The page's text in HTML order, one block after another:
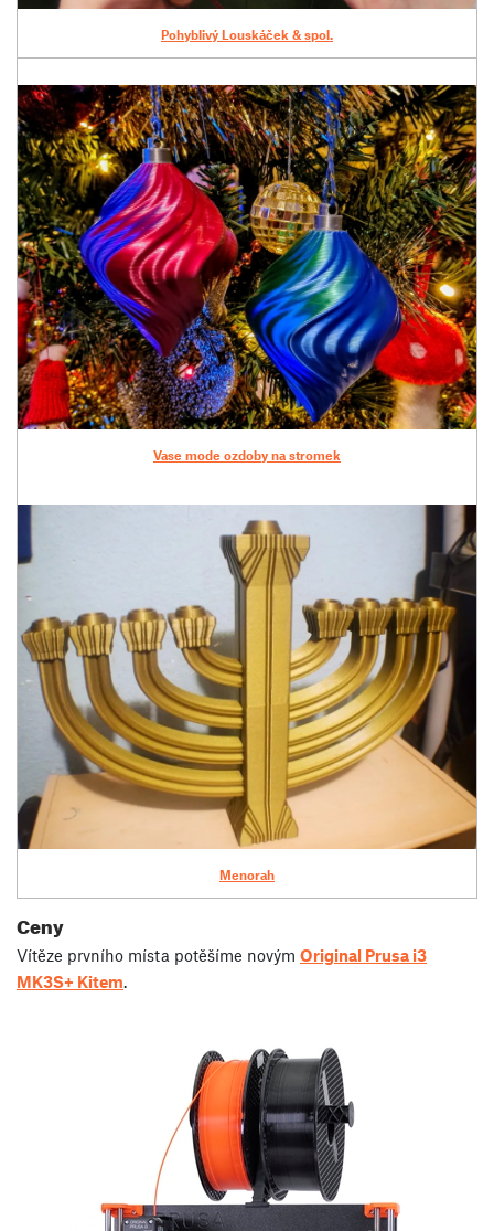
Pohyblivý Louskáček & spol.
Vase mode ozdoby na stromek
Menorah
Ceny
Vítěze prvního místa potěšíme novým Original Prusa i3
MK3S+ Kitem.